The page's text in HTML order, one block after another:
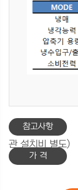
참고사항
관 설치비 별도)
가 격